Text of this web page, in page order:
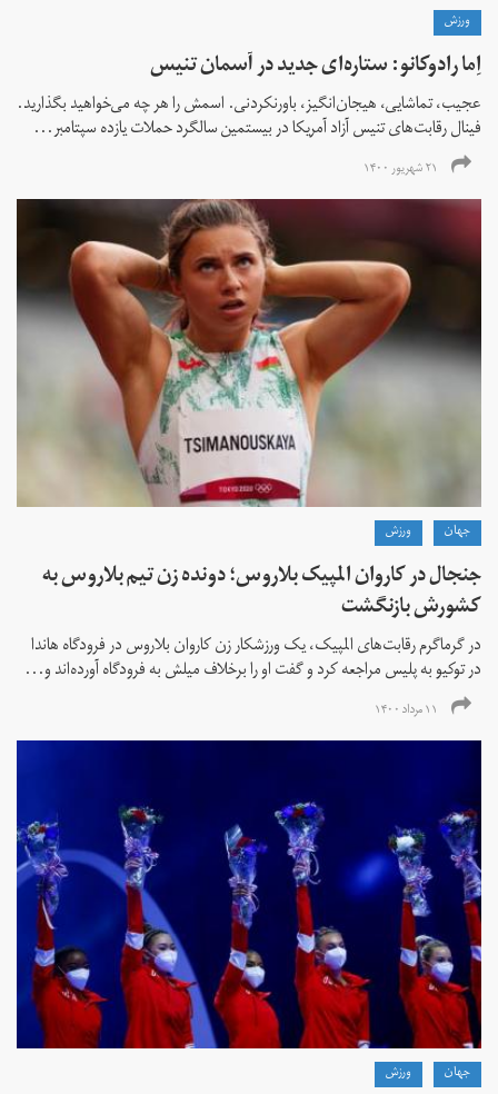
ورزش
اِما رادوکانو: ستاره‌ای جدید در آسمان تنیس
عجیب، تماشایی، هیجان‌انگیز، باورنکردنی. اسمش را هر چه می‌خواهید بگذارید.
فینال رقابت‌های تنیس آزاد آمریکا در بیستمین سالگرد حملات یازده سپتامبر...
۲۱ شهریور ۱۴۰۰
جهان ورزش
جنجال در کاروان المپیک بلاروس؛ دونده زن تیم بلاروس به
کشورش بازنگشت
در گرماگرم رقابت‌های المپیک، یک ورزشکار زن کاروان بلاروس در فرودگاه هاندا
در توکیو به پلیس مراجعه کرد و گفت او را برخلاف میلش به فرودگاه آورده‌اند و...
۱۱ مرداد ۱۴۰۰
جهان ورزش